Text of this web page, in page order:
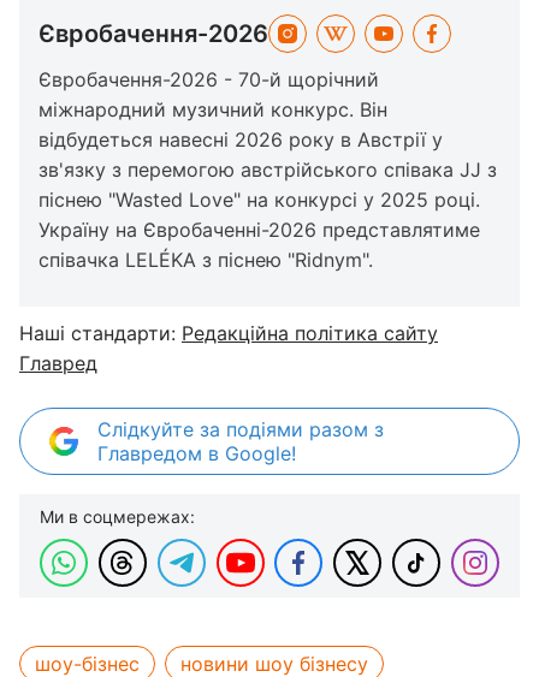
Євробачення-2026
Євробачення-2026 - 70-й щорічний
міжнародний музичний конкурс. Він
відбудеться навесні 2026 року в Австрії у
зв'язку з перемогою австрійського співака JJ з
піснею "Wasted Love" на конкурсі у 2025 році.
Україну на Євробаченні-2026 представлятиме
співачка LELÉKA з піснею "Ridnym".
Наші стандарти: Редакційна політика сайту
Главред
Слідкуйте за подіями разом з
Главредом в Google!
Ми в соцмережах:
шоу-бізнес
новини шоу бізнесу